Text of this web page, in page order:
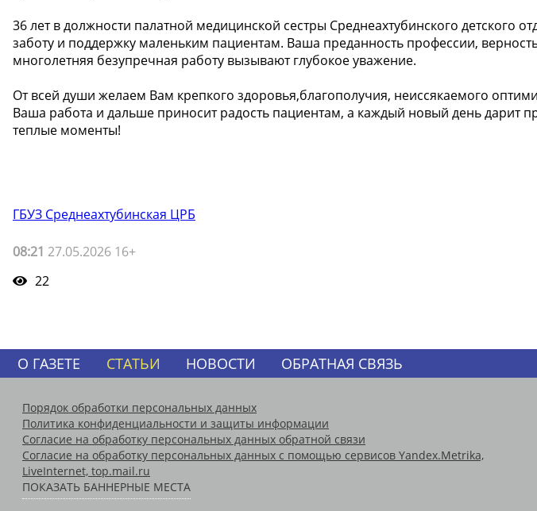
36 лет в должности палатной медицинской сестры Среднеахтубинского детского
заботу и поддержку маленьким пациентам. Ваша преданность профессии,
многолетняя безупречная работу вызывают глубокое уважение.
От всей души желаем Вам крепкого здоровья,благополучия, неиссякаемого
Ваша работа и дальше приносит радость пациентам, а каждый новый день дарит
теплые моменты!
ГБУЗ Среднеахтубинская ЦРБ
08:21 27.05.2026 16+
22
О ГАЗЕТЕ СТАТЬИ НОВОСТИ ОБРАТНАЯ СВЯЗЬ
Порядок обработки персональных данных
Политика конфиденциальности и защиты информации
Согласие на обработку персональных данных обратной связи
Согласие на обработку персональных данных с помощью сервисов Yandex.Metrika,
LiveInternet, top.mail.ru
ПОКАЗАТЬ БАННЕРНЫЕ МЕСТА